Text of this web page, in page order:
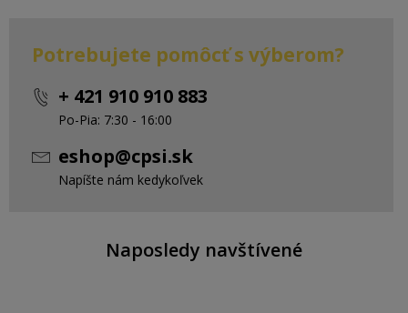
Potrebujete pomôcť s výberom?
+ 421 910 910 883
Po-Pia: 7:30 - 16:00
eshop@cpsi.sk
Napíšte nám kedykoľvek
Naposledy navštívené